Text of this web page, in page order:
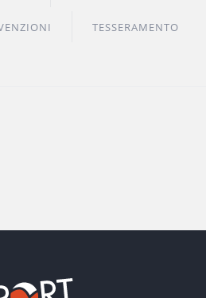
TESSERAMENTO